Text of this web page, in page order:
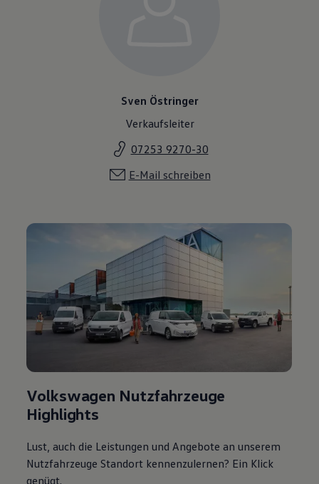
Sven Östringer
Verkaufsleiter
07253 9270-30
E-Mail schreiben
Volkswagen Nutzfahrzeuge
Highlights
Lust, auch die Leistungen und Angebote an unserem
Nutzfahrzeuge Standort kennenzulernen? Ein Klick
genügt.